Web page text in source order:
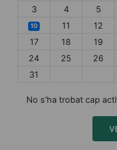
3
4 5
10 11 12
17
18 19
24
25 26
31
No s'ha trobat cap